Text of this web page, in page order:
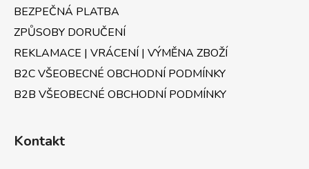
BEZPEČNÁ PLATBA
ZPŮSOBY DORUČENÍ
REKLAMACE | VRÁCENÍ | VÝMĚNA ZBOŽÍ
B2C VŠEOBECNÉ OBCHODNÍ PODMÍNKY
B2B VŠEOBECNÉ OBCHODNÍ PODMÍNKY
Kontakt